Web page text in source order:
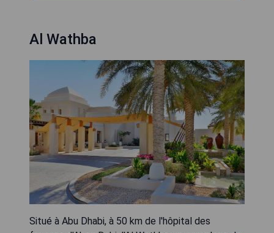
Al Wathba
Situé à Abu Dhabi, à 50 km de l'hôpital des